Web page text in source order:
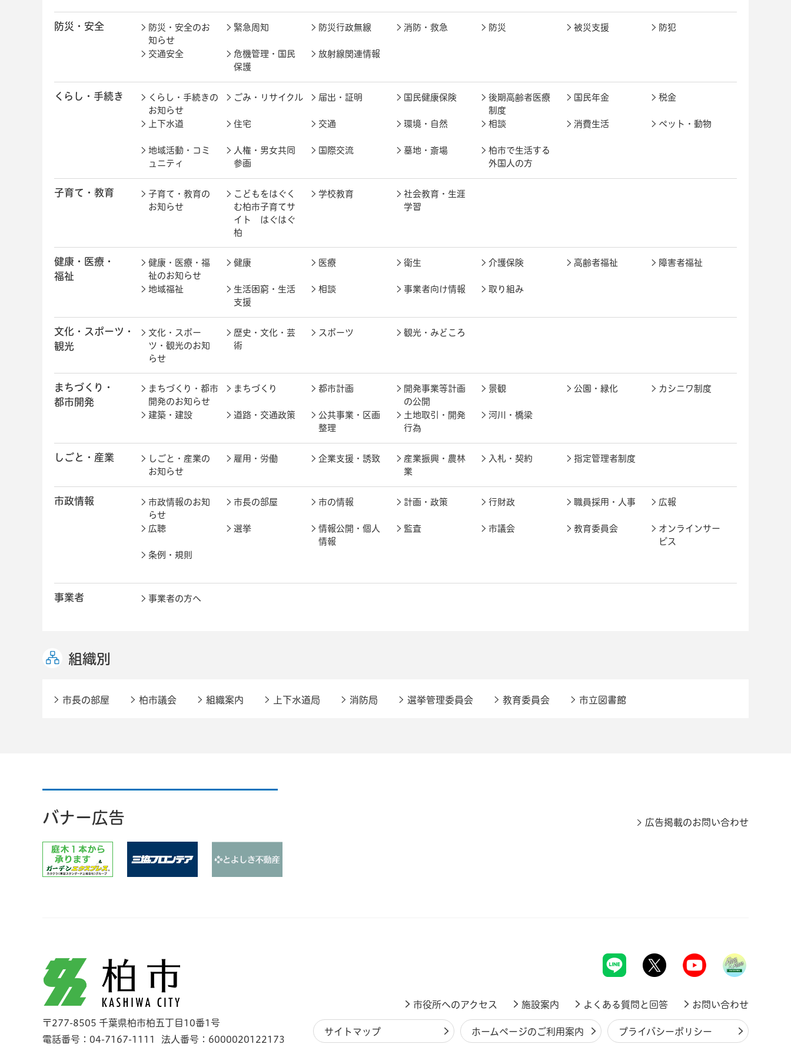
防災・安全
防災・安全のお
知らせ
緊急周知 防災行政無線 消防・救急 防災 被災支援 防犯
交通安全
危機管理・国民
保護
放射線関連情報
くらし・手続き
くらし・手続きの
お知らせ
ごみ・リサイクル 届出・証明 国民健康保険
後期高齢者医療
制度
国民年金 税金
上下水道 住宅 交通 環境・自然 相談 消費生活 ペット・動物
地域活動・コミ
ュニティ
人権・男女共同
参画
国際交流 墓地・斎場
柏市で生活する
外国人の方
子育て・教育
子育て・教育の
お知らせ
こどもをはぐく
む柏市子育てサ
イト はぐはぐ
柏
学校教育
社会教育・生涯
学習
健康・医療・
福祉
健康・医療・福
祉のお知らせ
健康 医療 衛生 介護保険 高齢者福祉 障害者福祉
地域福祉
生活困窮・生活
支援
相談 事業者向け情報 取り組み
文化・スポーツ・
観光
文化・スポー
ツ・観光のお知
らせ
歴史・文化・芸
術
スポーツ 観光・みどころ
まちづくり・
都市開発
まちづくり・都市
開発のお知らせ
まちづくり 都市計画
開発事業等計画
の公開
景観 公園・緑化 カシニワ制度
建築・建設 道路・交通政策
公共事業・区画
整理
土地取引・開発
行為
河川・橋梁
しごと・産業
しごと・産業の
お知らせ
雇用・労働 企業支援・誘致
産業振興・農林
業
入札・契約 指定管理者制度
市政情報
市政情報のお知
らせ
市長の部屋 市の情報 計画・政策 行財政 職員採用・人事 広報
広聴 選挙
情報公開・個人
情報
監査 市議会 教育委員会
オンラインサー
ビス
条例・規則
事業者 事業者の方へ
組織別
市長の部屋 柏市議会 組織案内 上下水道局 消防局 選挙管理委員会 教育委員会 市立図書館
バナー広告 広告掲載のお問い合わせ
柏市
〒277-8505 千葉県柏市柏五丁目10番1号
電話番号：04-7167-1111
法人番号：6000020122173
市役所へのアクセス 施設案内 よくある質問と回答 お問い合わせ
サイトマップ ホームページのご利用案内 プライバシーポリシー